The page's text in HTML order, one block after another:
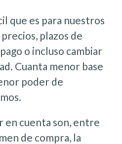
que es para nuestros
plazos de
o incluso cambiar
Cuanta menor base
poder de
en cuenta son, entre
de compra, la